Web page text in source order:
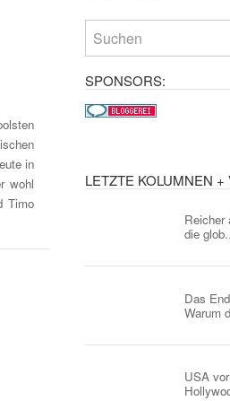
in
wohl
Timo
SPONSORS:
LETZTE KOLUMNEN +
Reicher
die
Das
Warum
USA